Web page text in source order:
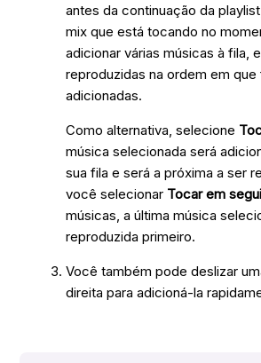
antes da continuação da
mix que está tocando no
adicionar várias músicas à fila,
reproduzidas na ordem em que
adicionadas.
Como alternativa, selecione
música selecionada será
sua fila e será a próxima a ser
você selecionar Tocar em
músicas, a última música
reproduzida primeiro.
Você também pode deslizar
direita para adicioná-la